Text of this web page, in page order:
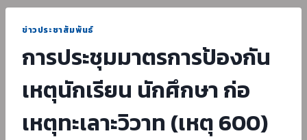
ข่าวประชาสัมพันธ์
การประชุมมาตรการป้องกัน
เหตุนักเรียน นักศึกษา ก่อ
เหตุทะเลาะวิวาท (เหตุ 600)